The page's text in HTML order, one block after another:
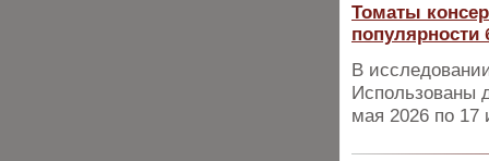
Томаты
популярности
В
Использованы
мая 2026 по 17